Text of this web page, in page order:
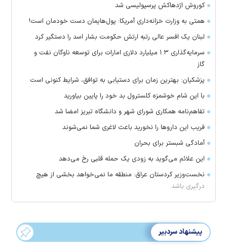
کوروش اژدهاکش پرسپولیسی شد
همتی به وزارت خزانه‌داری آمریکا: پول‌هایمان دست خودمان است!
لبنان یک افسر عالی رتبه ارتش حکومت بشار اسد را دستگیر کرد
سرمایه‌گذاری ۱.۳ میلیارد دلاری امارات برای توسعه ناوگان نفت و
گاز
پزشکیان: بهترین زمان برای دستیابی به توافق، شرایط کنونی است
با این شام خوشمزه کلسترول بد خود را پایین بیاورید
تفاهم‌نامه همکاری شورای شهر و دانشگاه تبریز امضا شد
فریب این دارو‌ها را نخورید باعث لاغری شما نمی‌شوند
آمادگی شبستر برای بحران
این علائم می‌گوید به زودی یک حمله قلبی رخ می‌دهد
نخست‌وزیر کردستان عراق: منطقه ما نمی‌خواهد بخشی از هیچ
درگیری باشد
پیشنهاد سردبیر